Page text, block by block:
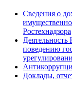
Сведения о
Ростехнадзора
поведению
Доклады,